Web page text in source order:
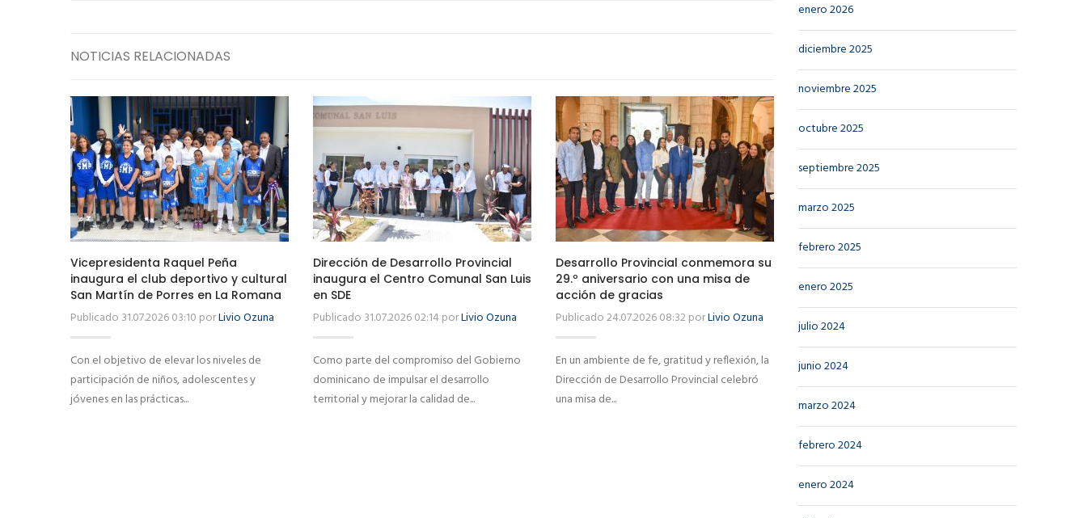
NOTICIAS RELACIONADAS
Vicepresidenta Raquel Peña
inaugura el club deportivo y cultural
San Martín de Porres en La Romana
Publicado 31.07.2026 03:10 porLivio Ozuna
Con el objetivo de elevar los niveles de
participación de niños, adolescentes y
jóvenes en las prácticas...
Dirección de Desarrollo Provincial
inaugura el Centro Comunal San Luis
en SDE
Publicado 31.07.2026 02:14 porLivio Ozuna
Como parte del compromiso del Gobierno
dominicano de impulsar el desarrollo
territorial y mejorar la calidad de...
Desarrollo Provincial conmemora su
29.º aniversario con una misa de
acción de gracias
Publicado 24.07.2026 08:32 porLivio Ozuna
En un ambiente de fe, gratitud y reflexión, la
Dirección de Desarrollo Provincial celebró
una misa de...
enero 2026
diciembre 2025
noviembre 2025
octubre 2025
septiembre 2025
marzo 2025
febrero 2025
enero 2025
julio 2024
junio 2024
marzo 2024
febrero 2024
enero 2024